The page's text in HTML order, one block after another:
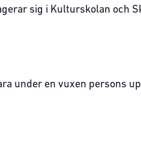
sig i Kulturskolan och
under en vuxen persons